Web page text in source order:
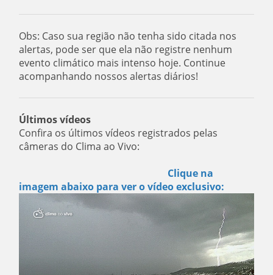
Obs: Caso sua região não tenha sido citada nos
alertas, pode ser que ela não registre nenhum
evento climático mais intenso hoje. Continue
acompanhando nossos alertas diários!
Últimos vídeos
Confira os últimos vídeos registrados pelas
câmeras do Clima ao Vivo:
Clique na
imagem abaixo para ver o vídeo exclusivo: